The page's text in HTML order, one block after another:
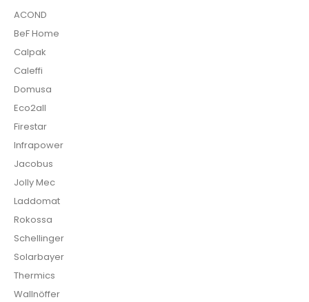
ACOND
BeF Home
Calpak
Caleffi
Domusa
Eco2all
Firestar
Infrapower
Jacobus
Jolly Mec
Laddomat
Rokossa
Schellinger
Solarbayer
Thermics
Wallnöffer